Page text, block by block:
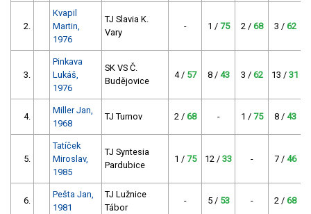
2.
Kvapil
Martin,
1976
TJ Slavia K.
Vary
- 1 / 75 2 / 68 3 / 62
3.
Pinkava
Lukáš,
1976
SK VS Č.
Budějovice
4 / 57 8 / 43 3 / 62 13 / 31
4.
Miller Jan,
1968
TJ Turnov 2 / 68 - 1 / 75 8 / 43
5.
Tatíček
Miroslav,
1985
TJ Syntesia
Pardubice
1 / 75 12 / 33 - 7 / 46
6.
Pešta Jan,
1981
TJ Lužnice
Tábor
- 5 / 53 - 2 / 68